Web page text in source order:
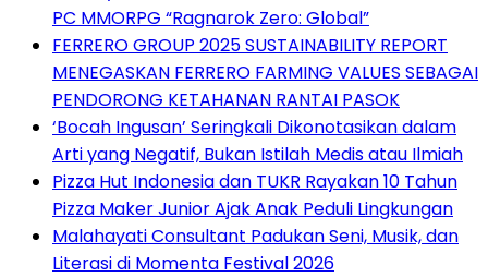
PC MMORPG “Ragnarok Zero: Global”
FERRERO GROUP 2025 SUSTAINABILITY REPORT
MENEGASKAN FERRERO FARMING VALUES SEBAGAI
PENDORONG KETAHANAN RANTAI PASOK
‘Bocah Ingusan’ Seringkali Dikonotasikan dalam
Arti yang Negatif, Bukan Istilah Medis atau Ilmiah
Pizza Hut Indonesia dan TUKR Rayakan 10 Tahun
Pizza Maker Junior Ajak Anak Peduli Lingkungan
Malahayati Consultant Padukan Seni, Musik, dan
Literasi di Momenta Festival 2026